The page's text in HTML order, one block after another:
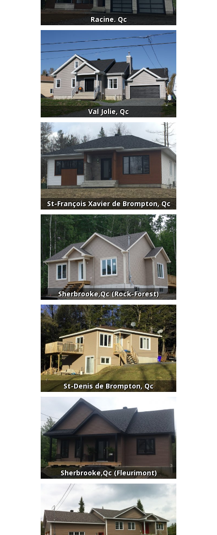
Racine. Qc
Val Jolie, Qc
St-François Xavier de Brompton, Qc
Sherbrooke,Qc (Rock-Forest)
St-Denis de Brompton, Qc
Sherbrooke,Qc (Fleurimont)